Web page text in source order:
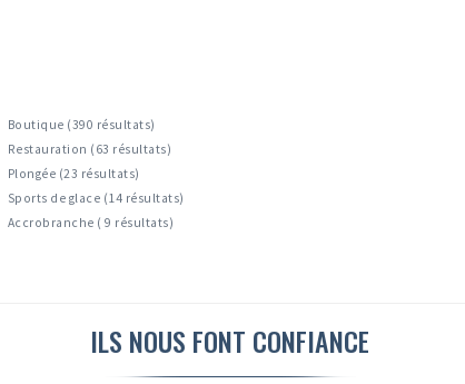
Boutique (390 résultats)
Restauration (63 résultats)
Plongée (23 résultats)
Sports de glace (14 résultats)
Accrobranche ( 9 résultats)
ILS NOUS FONT CONFIANCE